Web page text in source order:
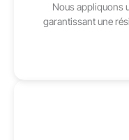
Nous appliquons
garantissant une